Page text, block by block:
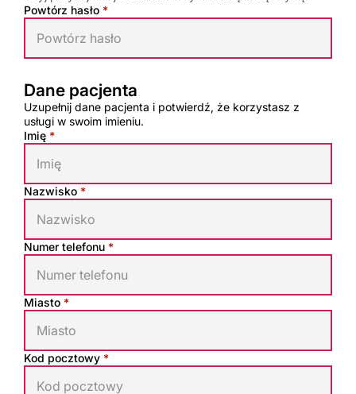
Powtórz hasło *
Dane pacjenta
Uzupełnij dane pacjenta i potwierdź, że korzystasz z
usługi w swoim imieniu.
Dane pacjenta
Imię *
Nazwisko *
Numer telefonu *
Miasto *
Kod pocztowy *